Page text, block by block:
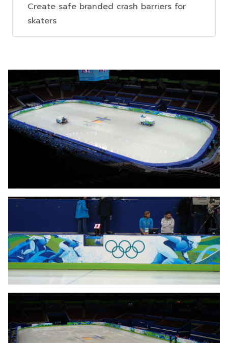
Create safe branded crash barriers for
skaters